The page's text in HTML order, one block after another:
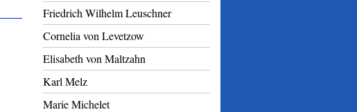
Friedrich Wilhelm Leuschner
Cornelia von Levetzow
Elisabeth von Maltzahn
Karl Melz
Marie Michelet